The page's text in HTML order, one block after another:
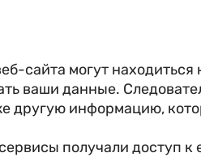
сайта могут
ваши данные.
другую информацию,
получали доступ